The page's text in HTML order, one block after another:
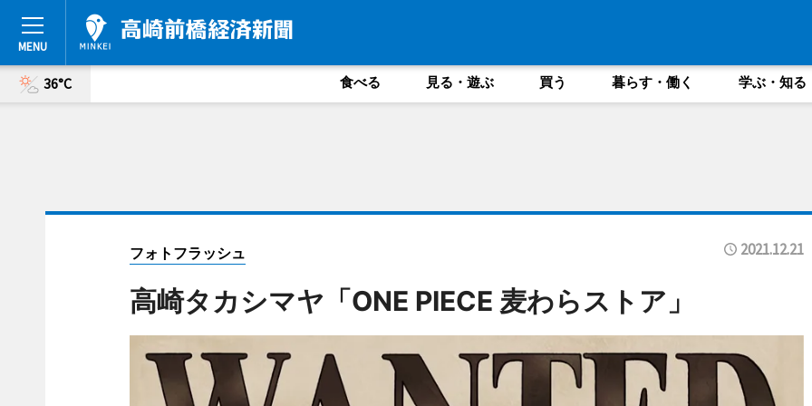
36°C 食べる 見る・遊ぶ 買う 暮らす・働く 学ぶ・知る
フォトフラッシュ 2021.12.21
高崎タカシマヤ「ONE PIECE 麦わらストア」